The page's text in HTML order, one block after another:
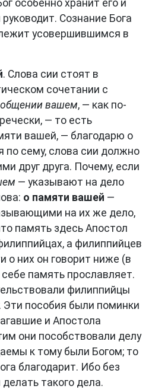
особенно хранит его и
Сознание Бога
усовершившимся в
. Слова сии стоят в
сочетании с
вашем, — как по-
— то есть
вашей, — благодарю о
сему, слова сии должно
друг друга. Почему, если
— указывают на дело
о памяти вашей —
на их же дело,
память здесь Апостол
а филиппийцев
о них он говорит ниже (в
себе память прославляет.
филиппийцы
Эти пособия были поминки
и Апостола
они пособствовали делу
к тому были Богом; то
благодарит. Ибо без
такого дела.